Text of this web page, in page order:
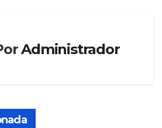
Administrador